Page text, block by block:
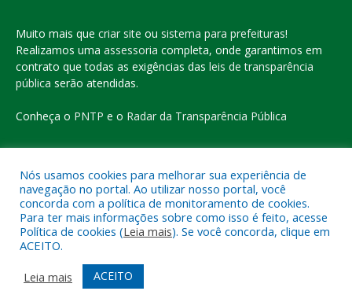
Muito mais que criar site ou sistema para prefeituras!
Realizamos uma assessoria completa, onde garantimos em
contrato que todas as exigências das leis de transparência
pública serão atendidas.
Conheça o PNTP e o Radar da Transparência Pública
Todos os direitos reservados a Prefeitura Municipal de Eldorado
do Carajás
Mapa do Site
Acessar o Webmail
Nós usamos cookies para melhorar sua experiência de
navegação no portal. Ao utilizar nosso portal, você
concorda com a política de monitoramento de cookies.
Para ter mais informações sobre como isso é feito, acesse
Política de cookies (Leia mais). Se você concorda, clique em
ACEITO.
Leia mais
ACEITO